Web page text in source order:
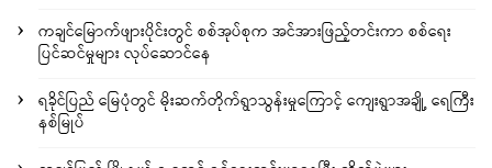
ကချင်မြောက်ဖျားပိုင်းတွင် စစ်အုပ်စုက အင်အားဖြည့်တင်းကာ စစ်ရေး
ပြင်ဆင်မှုများ လုပ်ဆောင်နေ
ရခိုင်ပြည် မြေပုံတွင် မိုးဆက်တိုက်ရွာသွန်းမှုကြောင့် ကျေးရွာအချို့ ရေကြီး
နစ်မြုပ်